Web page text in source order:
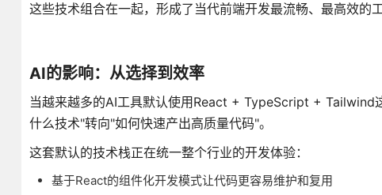
这些技术组合在一起，形成了当代前端开发最流畅、最高效的工
AI的影响：从选择到效率
当越来越多的AI工具默认使用React + TypeScript + Tailwind
什么技术"转向"如何快速产出高质量代码"。
这套默认的技术栈正在统一整个行业的开发体验：
基于React的组件化开发模式让代码更容易维护和复用